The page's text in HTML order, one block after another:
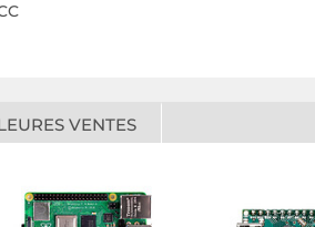
VENTES